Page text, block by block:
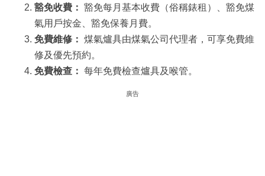
豁免收費： 豁免每月基本收費（俗稱錶租）、豁免煤
氣用戶按金、豁免保養月費。
免費維修： 煤氣爐具由煤氣公司代理者，可享免費維
修及優先預約。
免費檢查： 每年免費檢查爐具及喉管。
廣告